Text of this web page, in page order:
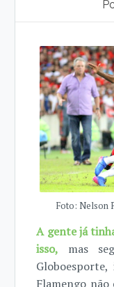
Foto: Nelson
A gente já
isso, mas
Flamengo